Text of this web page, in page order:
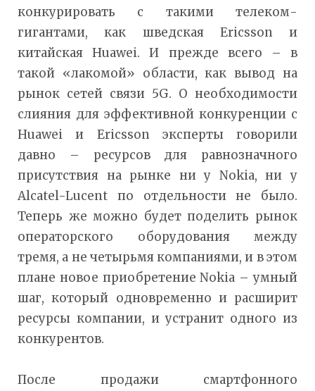
конкурировать с такими телеком-
гигантами, как шведская Ericsson и
китайская Huawei. И прежде всего – в
такой «лакомой» области, как вывод на
рынок сетей связи 5G. О необходимости
слияния для эффективной конкуренции с
Huawei и Ericsson эксперты говорили
давно – ресурсов для равнозначного
присутствия на рынке ни у Nokia, ни у
Alcatel-Lucent по отдельности не было.
Теперь же можно будет поделить рынок
операторского оборудования между
тремя, а не четырьмя компаниями, и в этом
плане новое приобретение Nokia – умный
шаг, который одновременно и расширит
ресурсы компании, и устранит одного из
конкурентов.
После продажи смартфонного